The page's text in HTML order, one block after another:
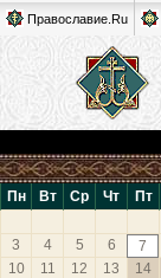
Православие.Ru
Пн Вт Ср Чт Пт
3
4 5 6 7
10
11 12 13 14